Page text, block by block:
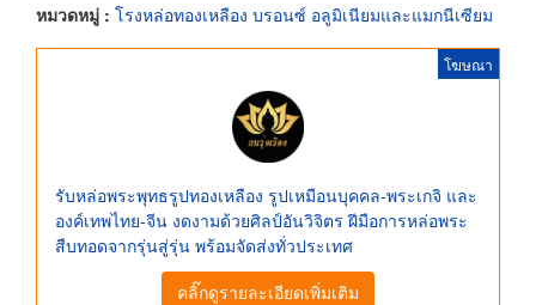
หมวดหมู่ : โรงหล่อทองเหลือง บรอนซ์ อลูมิเนียมและแมกนีเซียม
โฆษณา
รับหล่อพระพุทธรูปทองเหลือง รูปเหมือนบุคคล-พระเกจิ และ
องค์เทพไทย-จีน งดงามด้วยศิลป์อันวิจิตร ฝีมือการหล่อพระ
สืบทอดจากรุ่นสู่รุ่น พร้อมจัดส่งทั่วประเทศ
คลิ๊กดูรายละเอียดเพิ่มเติม